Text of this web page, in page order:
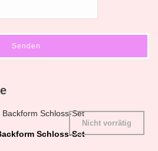
Schloss-Set
Nicht vorrätig